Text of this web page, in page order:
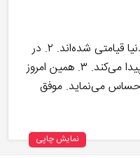
باسمه تعالی: سلام علیکم: ۱. همین دنیا قیامتی شده‌اند. ۲. در
برزخ حضور بیشتری نسبت به خود پیدا می‌کند. ۳. همین امروز
می‌نماید. موفق
نمایش چاپی